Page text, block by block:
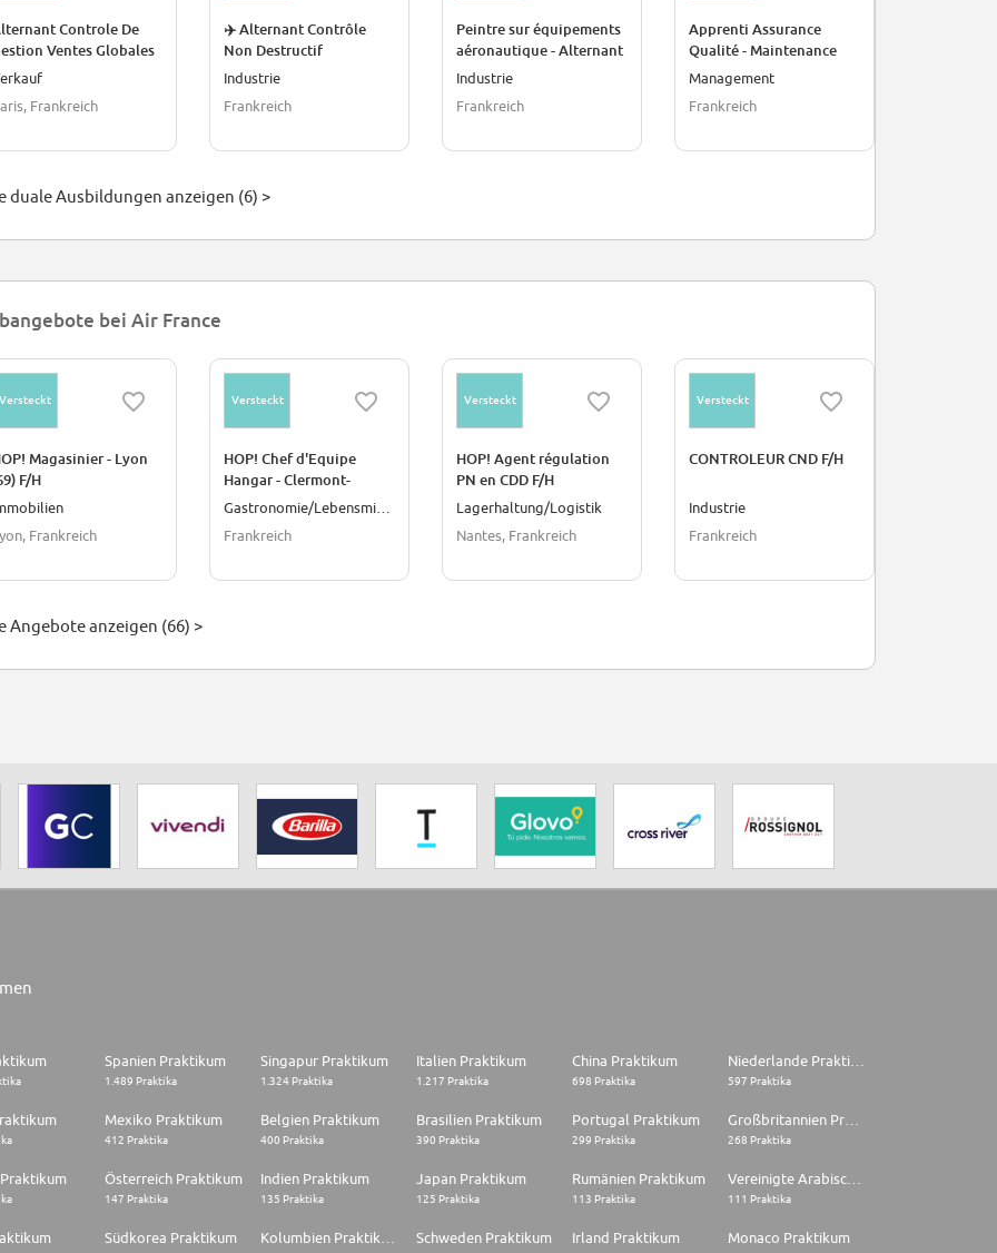
Controle De
Ventes Globales
Frankreich
✈️ Alternant Contrôle
Non Destructif
(CND/NDT) H/F F/H
Industrie
Frankreich
Peintre sur équipements
aéronautique - Alternant
F/H
Industrie
Frankreich
Apprenti Assurance
Qualité - Maintenance
Moteurs F/H
Management
Frankreich
duale Ausbildungen anzeigen (6) >
bei Air France
Versteckt
Magasinier - Lyon
F/H
Frankreich
Versteckt
HOP! Chef d'Equipe
Hangar - Clermont-
Ferrand (63) F/H
Frankreich
Versteckt
HOP! Agent régulation
PN en CDD F/H
Lagerhaltung/Logistik
Nantes, Frankreich
Versteckt
CONTROLEUR CND F/H
Industrie
Frankreich
Angebote anzeigen (66) >
Spanien Praktikum
1.489 Praktika
Singapur Praktikum
1.324 Praktika
Italien Praktikum
1.217 Praktika
China Praktikum
698 Praktika 597 Praktika
Mexiko Praktikum
412 Praktika
Belgien Praktikum
400 Praktika
Brasilien Praktikum
390 Praktika
Portugal Praktikum
299 Praktika 268 Praktika
Österreich Praktikum
147 Praktika
Indien Praktikum
135 Praktika
Japan Praktikum
125 Praktika
Rumänien Praktikum
113 Praktika 111 Praktika
Südkorea Praktikum Schweden Praktikum Irland Praktikum Monaco Praktikum